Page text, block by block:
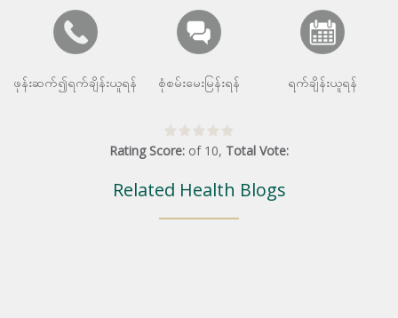
ဖုန်းဆက်၍ရက်ချိန်းယူရန် စုံစမ်းမေးမြန်းရန် ရက်ချိန်းယူရန်
Rating Score: of 10, Total Vote:
Related Health Blogs